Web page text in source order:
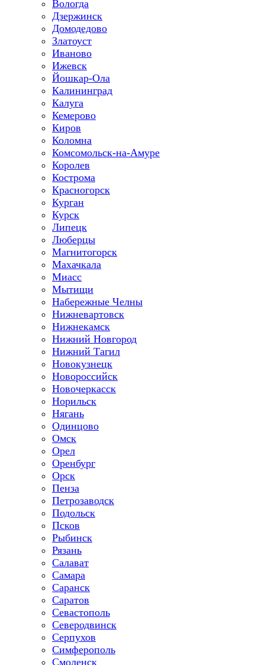
Вологда
Дзержинск
Домодедово
Златоуст
Иваново
Ижевск
Йошкар-Ола
Калининград
Калуга
Кемерово
Киров
Коломна
Комсомольск-на-Амуре
Королев
Кострома
Красногорск
Курган
Курск
Липецк
Люберцы
Магнитогорск
Махачкала
Миасс
Мытищи
Набережные Челны
Нижневартовск
Нижнекамск
Нижний Новгород
Нижний Тагил
Новокузнецк
Новороссийск
Новочеркасск
Норильск
Нягань
Одинцово
Омск
Орел
Оренбург
Орск
Пенза
Петрозаводск
Подольск
Псков
Рыбинск
Рязань
Салават
Самара
Саранск
Саратов
Севастополь
Северодвинск
Серпухов
Симферополь
Смоленск